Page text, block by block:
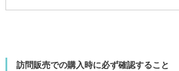
訪問販売での購入時に必ず確認すること